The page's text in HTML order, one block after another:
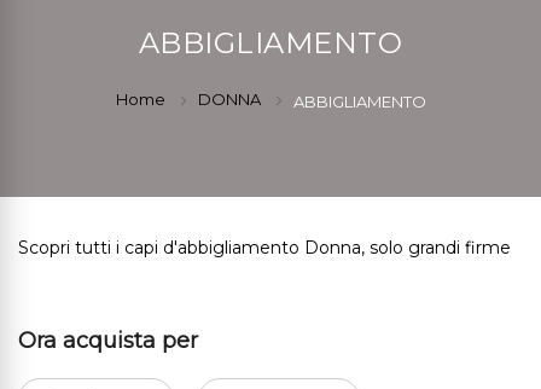
ABBIGLIAMENTO
Home DONNA ABBIGLIAMENTO
Scopri tutti i capi d'abbigliamento Donna, solo grandi firme
Ora acquista per